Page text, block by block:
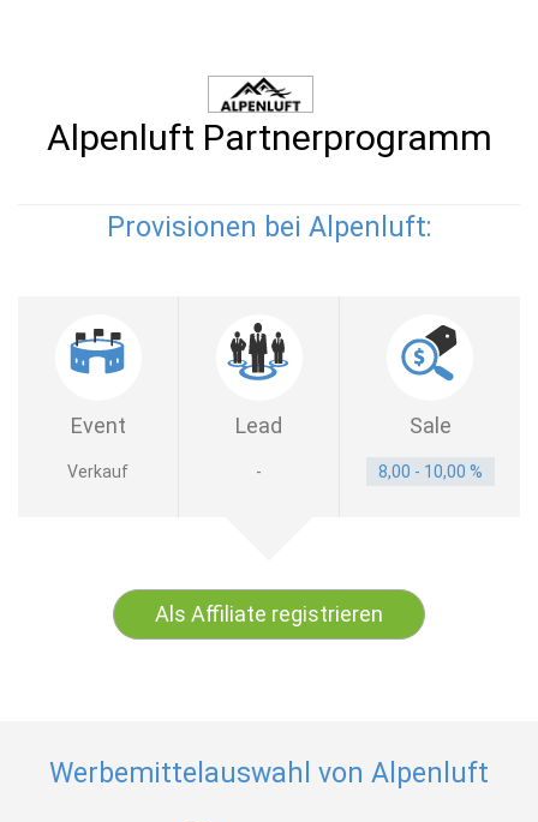
Alpenluft Partnerprogramm
Provisionen bei Alpenluft:
Event Lead Sale
Verkauf - 8,00 - 10,00 %
Als Affiliate registrieren
Werbemittelauswahl von Alpenluft